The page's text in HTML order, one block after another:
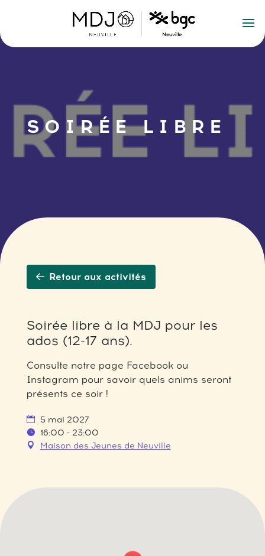
SOIRÉE LIBRE
Retour aux activités
Soirée libre à la MDJ pour les
ados (12-17 ans).
Consulte notre page Facebook ou
Instagram pour savoir quels anims seront
présents ce soir !
5 mai 2027
16:00 - 23:00
Maison des Jeunes de Neuville